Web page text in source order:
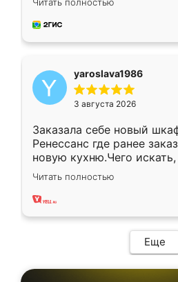
довольны работой.
мебель за качественную
yaroslava1986
3 августа 2026
Заказала себе новый
Ренессанс где ранее
новую кухню.Чего
вполне довольна. Служит
два года, нареканий нет.
Читать полностью
Еще